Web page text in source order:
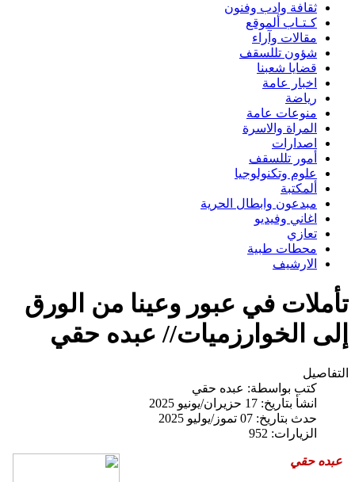
ثقافة وادب وفنون
كـتـاب ألموقع
مقالات وآراء
شؤون تللسقف
قضايا شعبنا
اخبار عامة
رياضة
منوعات عامة
المراة والاسرة
اصدارات
أمور تللسقف
علوم وتكنولوجيا
ألمكتبة
مبدعون وابطال الحرية
اغاني وفيديو
تعازي
محطات طبية
الارشيف
تأملات في عبور وعينا من الورق
إلى الخوارزميات// عبده حقي
التفاصيل
كتب بواسطة: عبده حقي
انشأ بتاريخ: 17 حزيران/يونيو 2025
حدث بتاريخ: 07 تموز/يوليو 2025
الزيارات: 952
عبده حقي